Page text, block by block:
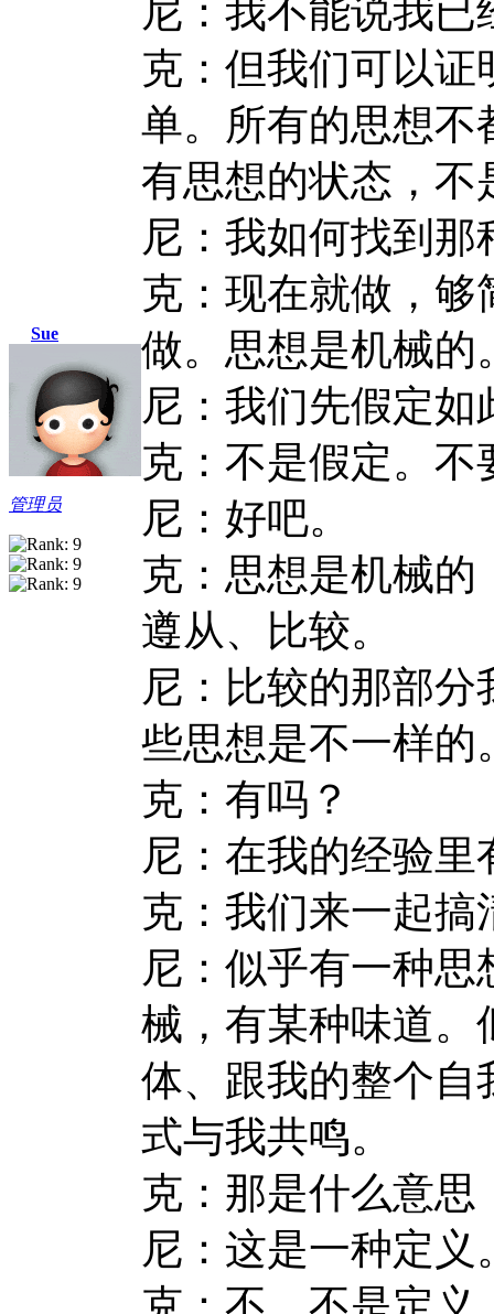
Sue
管理员
尼：我不能说我
克：但我们可以
单。所有的思想不
有思想的状态，不
尼：我如何找到那
克：现在就做，
做。思想是机械的
尼：我们先假定如
克：不是假定。不
尼：好吧。
克：思想是机械
遵从、比较。
尼：比较的那部
些思想是不一样的
克：有吗？
尼：在我的经验里
克：我们来一起
尼：似乎有一种
械，有某种味道。
体、跟我的整个自
式与我共鸣。
克：那是什么意
尼：这是一种定义